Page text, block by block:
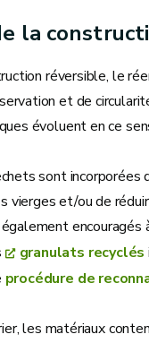
la
réversible, le
et de
évoluent en ce
sont incorporées
vierges et/ou de
granulats recyclés
procédure de
les matériaux